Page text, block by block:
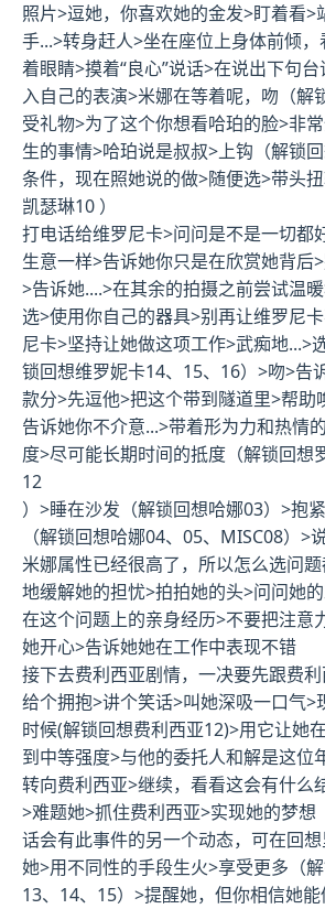
照片>逗她，你喜欢她的金发>盯着看>
手...>转身赶人>坐在座位上身体前倾
着眼睛>摸着“良心”说话>在说出下句
入自己的表演>米娜在等着呢，吻（解
受礼物>为了这个你想看哈珀的脸>非
生的事情>哈珀说是叔叔>上钩（解锁
条件，现在照她说的做>随便选>带头
凯瑟琳10 ）
打电话给维罗尼卡>问问是不是一切都
生意一样>告诉她你只是在欣赏她背后
>告诉她....>在其余的拍摄之前尝试温
选>使用你自己的器具>别再让维罗尼
尼卡>坚持让她做这项工作>武痴地...>
锁回想维罗妮卡14、15、16）>吻>告
款分>先逗他>把这个带到隧道里>帮助
告诉她你不介意...>带着形为力和热情
度>尽可能长期时间的抵度（解锁回想
12
）>睡在沙发（解锁回想哈娜03）>抱
（解锁回想哈娜04、05、MISC08）>
米娜属性已经很高了，所以怎么选问
地缓解她的担忧>拍拍她的头>问问她
在这个问题上的亲身经历>不要把注意
她开心>告诉她她在工作中表现不错
接下去费利西亚剧情，一决要先跟费
给个拥抱>讲个笑话>叫她深吸一口气>
时候(解锁回想费利西亚12)>用它让她
到中等强度>与他的委托人和解是这位
转向费利西亚>继续，看看这会有什么
>难题她>抓住费利西亚>实现她的梦想
话会有此事件的另一个动态，可在回
她>用不同性的手段生火>享受更多（
13、14、15）>提醒她，但你相信她